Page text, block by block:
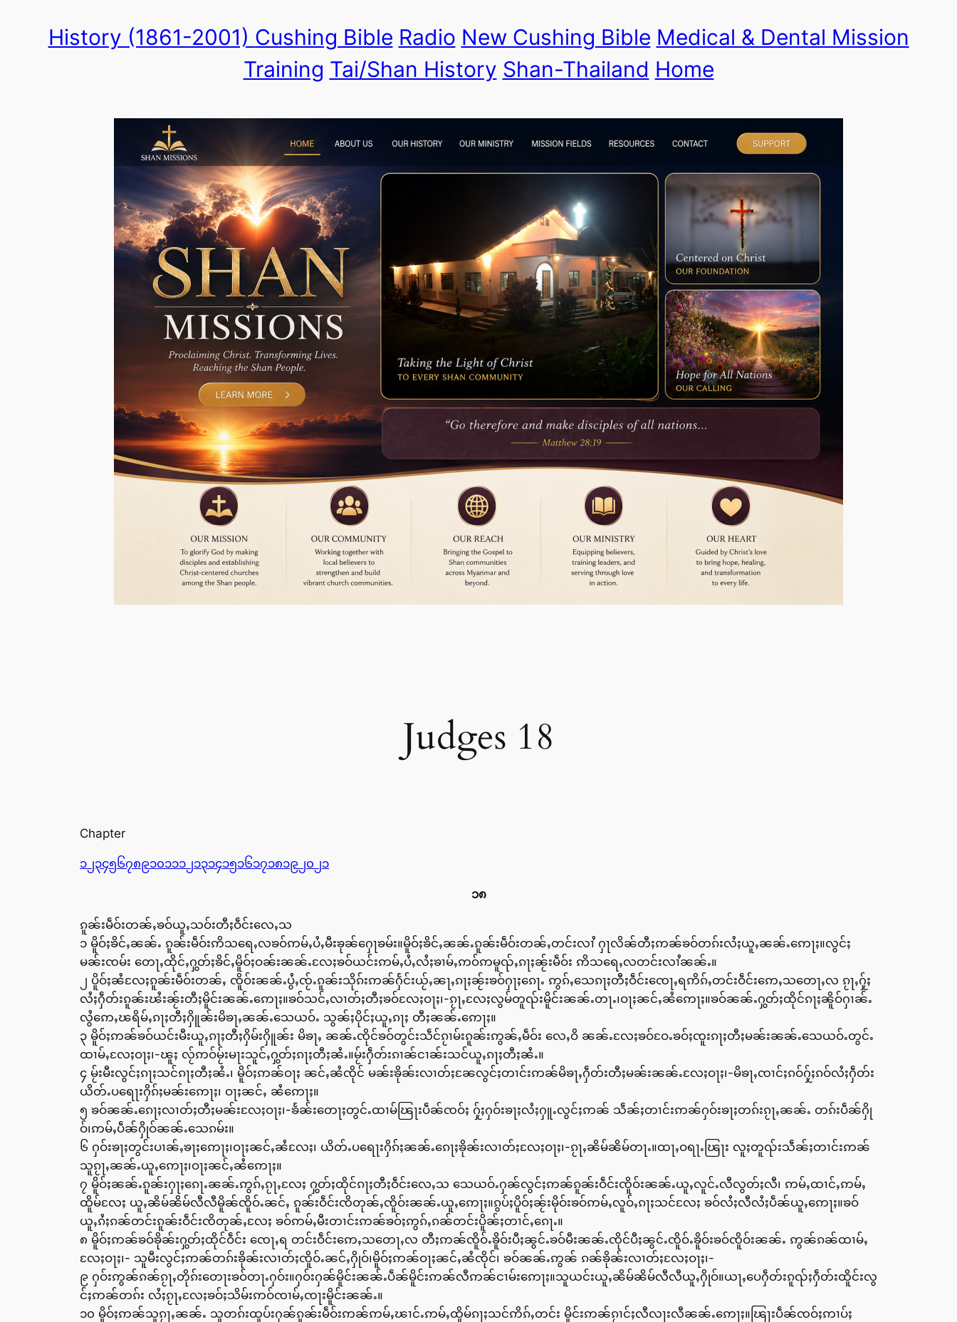
History (1861-2001) Cushing Bible Radio New Cushing Bible Medical & Dental Mission
Training Tai/Shan History Shan-Thailand Home
Judges 18
Chapter
၁ ၂၃၄၅၆၇၈၉၁၀၁၁၁၂၁၃၁၄၁၅၁၆၁၇၁၈၁၉ ၂၀ ၂၁
၁၈
ၵူၼ်းမဵဝ်းတၼ်ႇၶဝ်ယူႇသဝ်းတီႈဝဵင်းလေႇသ
၁ မိူဝ်ႈၶိင်ႇၼၼ်ႉ ၵူၼ်းမဵဝ်းဢိသရေႇလၶဝ်ဢမ်ႇပႆႇမီးၶုၼ်ႁေႃၶမ်း။မိူဝ်ႈၶိင်ႇၼၼ်ႉၵူၼ်းမဵဝ်းတၼ်ႇတင်းလၢႆ ႁႃလိၼ်တီႈဢၼ်ၶဝ်တၵ်းလႆႈယူႇၼၼ်ႉဢေႃႈ။လွင်ႈ
မၼ်းၸမ်း တေႃႇထိုင်ႇႁွတ်ႈၶိင်ႇမိူဝ်ႈဝၼ်းၼၼ်ႉလႄႈၶဝ်ယင်းဢမ်ႇပႆႇလႆႈၶၢမ်ႇဢဝ်ဢမူၺ်ႇၵႃႈၼႂ်းမဵဝ်း ဢိသရေႇလတင်းလၢႆၼၼ်ႉ။
၂ ပိူဝ်ႈၼႆလႄႈၵူၼ်းမဵဝ်းတၼ်ႇ ၸိူဝ်းၼၼ်ႉပွႆႇၸႂ်ႉၵူၼ်းသိုၵ်းဢၼ်ႁႅင်းယႂ်ႇၼႃႇၵႃႈၼႂ်းၶဝ်ႁႃႈၵေႃႉ ဢွၵ်ႇသေၵႃႈတီႈဝဵင်းၸေႃႇရဢိၵ်ႇတင်းဝဵင်းဢေႇသတေႃႇလ ၵႂႃႇႁႂ်ႈ
လႆႈႁဵတ်းၵူၼ်းၽႆးၼႂ်းတီႈမိူင်းၼၼ်ႉဢေႃႈ။ၶဝ်သင်ႇလၢတ်ႈတီႈၶဝ်လႄႈဝႃႈ၊-ၵႂႃႇလႄႈလွမ်တူၺ်းမိူင်းၼၼ်ႉတႃႉ၊ဝႃႈၼင်ႇၼႆဢေႃႈ။ၶဝ်ၼၼ်ႉႁွတ်ႈထိုင်ၵႃႈၼိူဝ်ႁၢၼ်ႉ
လွႆဢေႇၽရိမ်ႇၵႃႈတီႈႁိူၼ်းမိၶႃႇၼၼ်ႉသေယဝ်ႉ သွၼ်ႈပိုင်ႈယူႇၵႃႈ တီႈၼၼ်ႉဢေႃႈ။
၃ မိူဝ်ႈဢၼ်ၶဝ်ယင်းမီးယူႇၵႃႈတီႈႁိမ်းႁိူၼ်း မိၶႃႇ ၼၼ်ႉၸိုင်ၶဝ်တွင်းသဵင်ၵႂၢမ်းၵူၼ်းဢွၼ်ႇမဵဝ်း လေႇဝိ ၼၼ်ႉလႄႈၶဝ်ဝႄႉၶဝ်ႈၸူးၵႃႈတီႈမၼ်းၼၼ်ႉသေယဝ်ႉတွင်ႉ
ထၢမ်ႇလႄႈဝႃႈ၊-ၽူႈ လႂ်ဢဝ်မႂ်းမႃးသူင်ႇႁွတ်ႈၵႃႈတီႈၼႆႉ။မႂ်းႁဵတ်းၵၢၼ်ငၢၼ်းသင်ယူႇၵႃႈတီႈၼႆႉ။
၄ မႂ်းမီးလွင်ႈၵႃႈသင်ၵႃႈတီႈၼႆႉ၊ မိူဝ်ႈဢၼ်ဝႃႈ ၼင်ႇၼႆၸိုင် မၼ်းၶိုၼ်းလၢတ်ႈၼႄလွင်ႈတၢင်းဢၼ်မိၶႃႇႁဵတ်းတီႈမၼ်းၼၼ်ႉလႄႈဝႃႈ၊-မိၶႃႇၸၢင်ႈၵဝ်ႁႂ်ႈၵဝ်လႆႈႁဵတ်း
ယိတ်ႉပရေႃးႁိၵ်ႈမၼ်းဢေႃႈ၊ ဝႃႈၼင်ႇ ၼႆဢေႃႈ။
၅ ၶဝ်ၼၼ်ႉၵေႃႈလၢတ်ႈတီႈမၼ်းလႄႈဝႃႈ၊-ၶႅၼ်းတေႃႈတွင်ႉထၢမ်ၽြႃးပဵၼ်ၸဝ်ႈ ႁႂ်ႈႁဝ်းၶႃႈလႆႈႁူႉလွင်ႈဢၼ် သဵၼ်ႈတၢင်းဢၼ်ႁဝ်းၶႃႈတၵ်းၵႂႃႇၼၼ်ႉ တၵ်းပဵၼ်ႁို
ဝ်၊ဢမ်ႇပဵၼ်ႁိုဝ်ၼၼ်ႉသေၵမ်း။
၆ ႁဝ်းၶႃႈတွင်းပၢၼ်ႇၶႃႈဢေႃႈ၊ဝႃႈၼင်ႇၼႆလႄႈ၊ ယိတ်ႉပရေႃးႁိၵ်ႈၼၼ်ႉၵေႃႈၶိုၼ်းလၢတ်ႈလႄႈဝႃႈ၊-ၵႂႃႇၼိမ်ၼိမ်တႃႉ။ထႃႇဝရႃႉၽြႃး လူႈတူၺ်းသဵၼ်ႈတၢင်းဢၼ်
သူၵႂႃႇၼၼ်ႉယူႇဢေႃႈ၊ဝႃႈၼင်ႇၼႆဢေႃႈ။
၇ မိူဝ်ႈၼၼ်ႉၵူၼ်းႁႃႈၵေႃႉၼၼ်ႉဢွၵ်ႇၵႂႃႇလႄႈ ႁွတ်ႈထိုင်ၵႃႈတီႈဝဵင်းလေႇသ သေယဝ်ႉႁၼ်လွင်ႈဢၼ်ၵူၼ်းဝဵင်းၸိူဝ်းၼၼ်ႉယူႇလူင်ႉလီလွတ်ႈလီ၊ ဢမ်ႇထၢင်ႇဢမ်ႇ
ထိူမ်လႄႈ ယူႇၼိမ်ၼိမ်လီလီမိူၼ်ၸိူဝ်ႉၼင်ႇ ၵူၼ်းဝဵင်းၸိတုၼ်ႇၸိူဝ်းၼၼ်ႉယူႇဢေႃႈ။ၵွပ်ႈပိူဝ်ႈၼႂ်းမိုဝ်းၶဝ်ဢမ်ႇလူဝ်ႇၵႃႈသင်လႄႈ ၶဝ်လႆႈလီလႆႈပဵၼ်ယူႇဢေႃႈ။ၶဝ်
ယူႇၵႆႈၵၼ်တင်းၵူၼ်းဝဵင်းၸိတုၼ်ႇလႄႈ ၶဝ်ဢမ်ႇမီးတၢင်းဢၼ်ၶဝ်ႈဢွၵ်ႇၵၼ်တင်းပိူၼ်ႈတၢင်ႇၵေႃႉ။
၈ မိူဝ်ႈဢၼ်ၶဝ်ၶိုၼ်းႁွတ်ႈထိုင်ဝဵင်း ၸေႃႇရ တင်းဝဵင်းဢေႇသတေႃႇလ တီႈဢၼ်ၸိူဝ်ႉၶိူဝ်းပီႈၼွင်ႉၶဝ်မီးၼၼ်ႉၸိုင်ပီႈၼွင်ႉၸိူဝ်ႉၶိူဝ်းၶဝ်ၸိူဝ်းၼၼ်ႉ ဢွၼ်ၵၼ်ထၢမ်ႇ
လႄႈဝႃႈ၊- သူမီးလွင်ႈဢၼ်တၵ်းၶိုၼ်းလၢတ်ႈၸိူဝ်ႉၼင်ႇႁိုဝ်၊မိူဝ်ႈဢၼ်ဝႃႈၼင်ႇၼႆၸိုင်၊ ၶဝ်ၼၼ်ႉဢွၼ် ၵၼ်ၶိုၼ်းလၢတ်ႈလႄႈဝႃႈ၊-
၉ ႁဝ်းဢွၼ်ၵၼ်ၵႂႃႇတိုၵ်းတေႃးၶဝ်တႃႉႁဝ်း။ႁဝ်းႁၼ်မိူင်းၼၼ်ႉပဵၼ်မိူင်းဢၼ်လီဢၼ်ငၢမ်းဢေႃႈ။သူယင်းယူႇၼိမ်ၼိမ်လီလီယူႇႁိုဝ်။ယႃႇပေႁဵတ်းၵူၺ်ႈႁဵတ်းထိူင်းလွ
င်ႈဢၼ်တၵ်း လႆႈၵႂႃႇလႄႈၶဝ်ႈသိမ်းဢဝ်ၸၢမ်ႇၸႃးမိူင်းၼၼ်ႉ။
၁၀ မိူဝ်ႈဢၼ်သူၵႂႃႇၼၼ်ႉ သူတၵ်းထူပ်းႁၼ်ၵူၼ်းမဵဝ်းဢၼ်ဢမ်ႇၽၢင်ႉဢမ်ႇထိူမ်ၵႃႈသင်ဢိၵ်ႇတင်း မိူင်းဢၼ်ၵႂၢင်ႈလီလႃးလီၼၼ်ႉဢေႃႈ။ၽြႃးပဵၼ်ၸဝ်ႈဢၢပ်ႈ